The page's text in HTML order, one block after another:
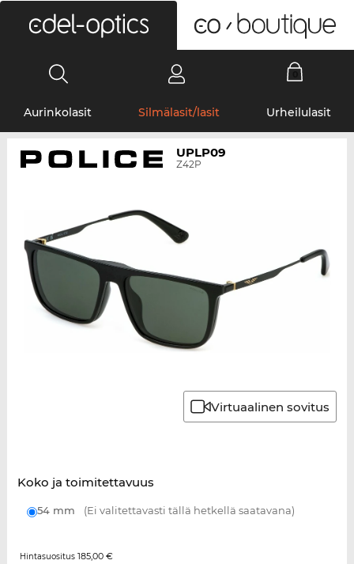
Aurinkolasit Silmälasit/lasit Urheilulasit
UPLP09
Z42P
Virtuaalinen sovitus
Koko ja toimitettavuus
54 mm (Ei valitettavasti tällä hetkellä saatavana)
Hintasuositus 185,00 €